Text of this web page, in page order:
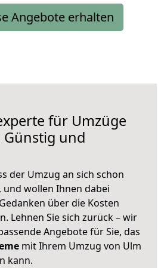
Angebote erhalten
für Umzüge
Günstig und
der Umzug an sich schon
wollen Ihnen dabei
über die Kosten
Lehnen Sie sich zurück – wir
Angebote für Sie, das
mit Ihrem Umzug von Ulm
kann.